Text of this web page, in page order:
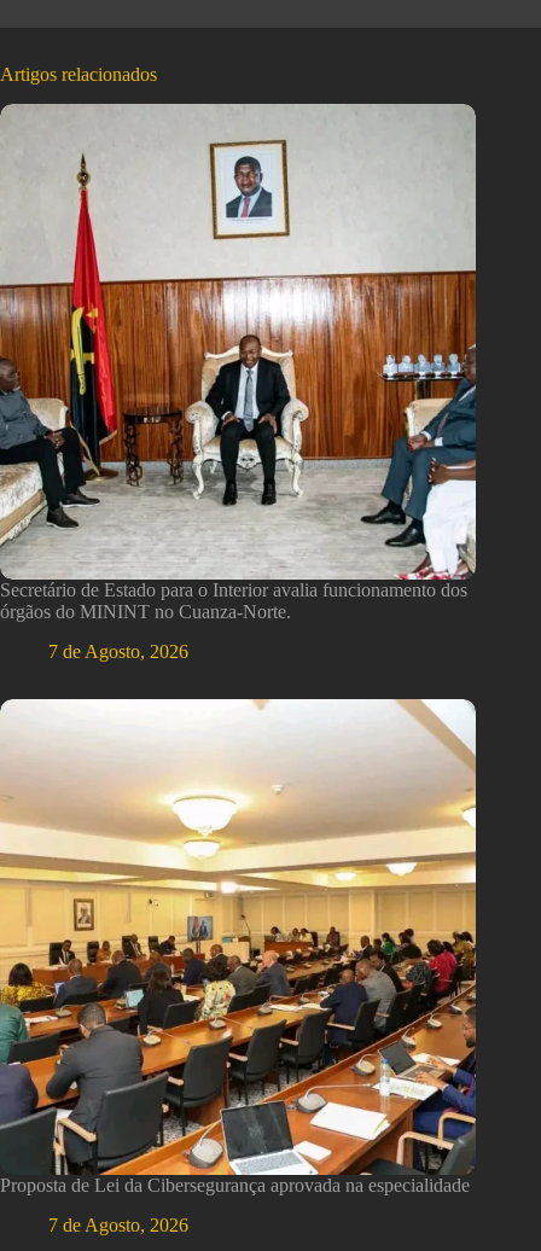
Artigos relacionados
Secretário de Estado para o Interior avalia funcionamento dos
órgãos do MININT no Cuanza-Norte.
7 de Agosto, 2026
Proposta de Lei da Cibersegurança aprovada na especialidade
7 de Agosto, 2026